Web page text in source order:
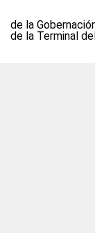
de la
de la Terminal